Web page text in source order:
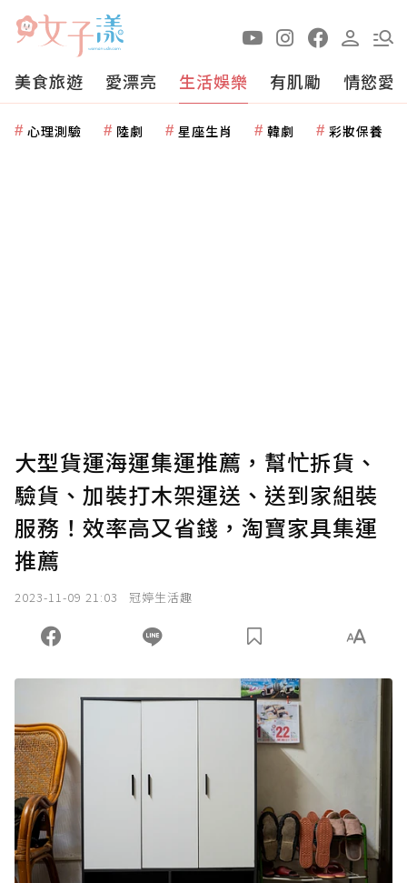
美食旅遊 愛漂亮 生活娛樂 有肌勵 情慾愛
心理測驗 陸劇 星座生肖 韓劇 彩妝保養
大型貨運海運集運推薦，幫忙拆貨、
驗貨、加裝打木架運送、送到家組裝
服務！效率高又省錢，淘寶家具集運
推薦
2023-11-09 21:03 冠婷生活趣